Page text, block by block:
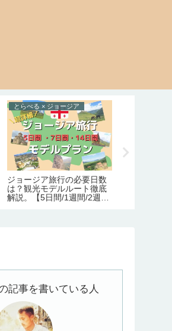
× ジョージア
ア旅行の必要日数
モデルルート徹底
5日間/1週間/2週
【ボスニア】サラエボ
で絶対にするべき10
と。【見どころ・ホス
記事を書いている人